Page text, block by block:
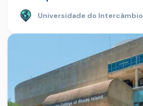
Universidade do Intercâmbio